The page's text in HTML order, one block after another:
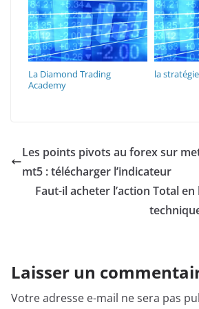
La Diamond Trading
Academy
la
Les points pivots au forex sur
mt5 : télécharger l’indicateur
Faut-il acheter l’action Total
Laisser un
Votre adresse e-mail ne sera pas